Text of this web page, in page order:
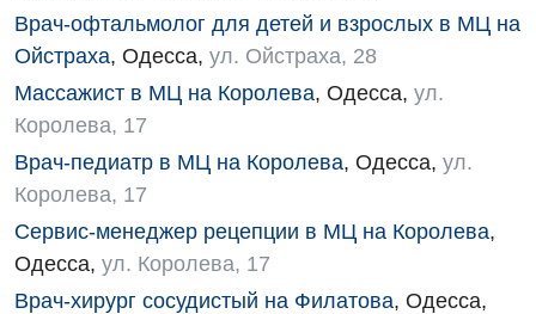
Отделение кардиососудистой патологии и неврологии
Отделение неотложных состояний
Оториноларингология
Офтальмологическое отделение
Педиатрическое отделение
Проктология
Пульмонология
Врач-офтальмолог для детей и взрослых в МЦ на
Ойстраха, Одесса, ул. Ойстраха, 28
Массажист в МЦ на Королева, Одесса, ул.
Королева, 17
Врач-педиатр в МЦ на Королева, Одесса, ул.
Королева, 17
Сервис-менеджер рецепции в МЦ на Королева,
Одесса, ул. Королева, 17
Врач-хирург сосудистый на Филатова, Одесса,